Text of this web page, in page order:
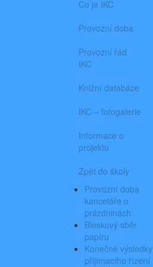
Co je IKC
Provozní doba
Provozní řád
IKC
Knižní databáze
IKC – fotogalerie
Informace o
projektu
Zpět do školy
Provozní doba
kanceláře o
prázdninách
Bleskový sběr
papíru
Konečné výsledky
přijímacího řízení